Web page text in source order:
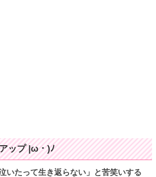
ップ |ω・)ﾉ
いたって生き返らない」と苦笑いする